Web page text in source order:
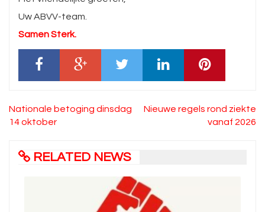
Uw ABVV-team.
Samen Sterk.
Bericht
navigatie
Nationale betoging dinsdag
14 oktober
Nieuwe regels rond ziekte
vanaf 2026
RELATED NEWS